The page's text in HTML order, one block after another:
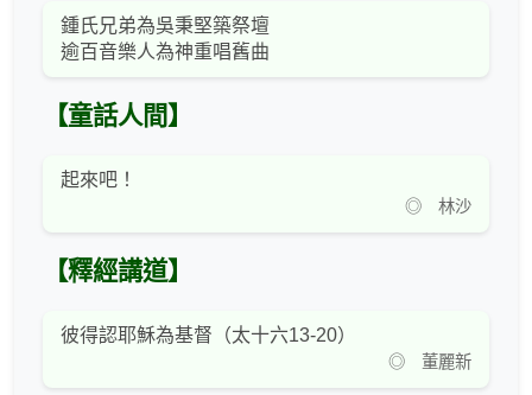
鍾氏兄弟為吳秉堅築祭壇
逾百音樂人為神重唱舊曲
【童話人間】
起來吧！
◎ 林沙
【釋經講道】
彼得認耶穌為基督（太十六13-20）
◎ 董麗新